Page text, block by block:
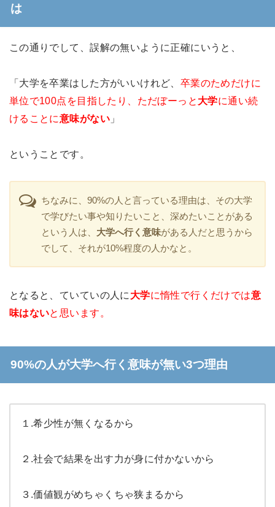
は
この通りでして、誤解の無いように正確にいうと、
「大学を卒業はした方がいいけれど、 卒業のためだけに
単位で100点を目指したり、ただぼーっと 大学に通い続
けることに意味がない」
ということです。
ちなみに、90%の人と言っている理由は、その大学
で学びたい事や知りたいこと、深めたいことがある
という人は、 大学へ行く意味がある人だと思うから
でして、それが10%程度の人かなと。
となると、ていていの人に 大学に惰性で行くだけでは意
味はないと思います。
90%の人が大学へ行く意味が無い3つ理由
１.希少性が無くなるから
２.社会で結果を出す力が身に付かないから
３.価値観がめちゃくちゃ狭まるから